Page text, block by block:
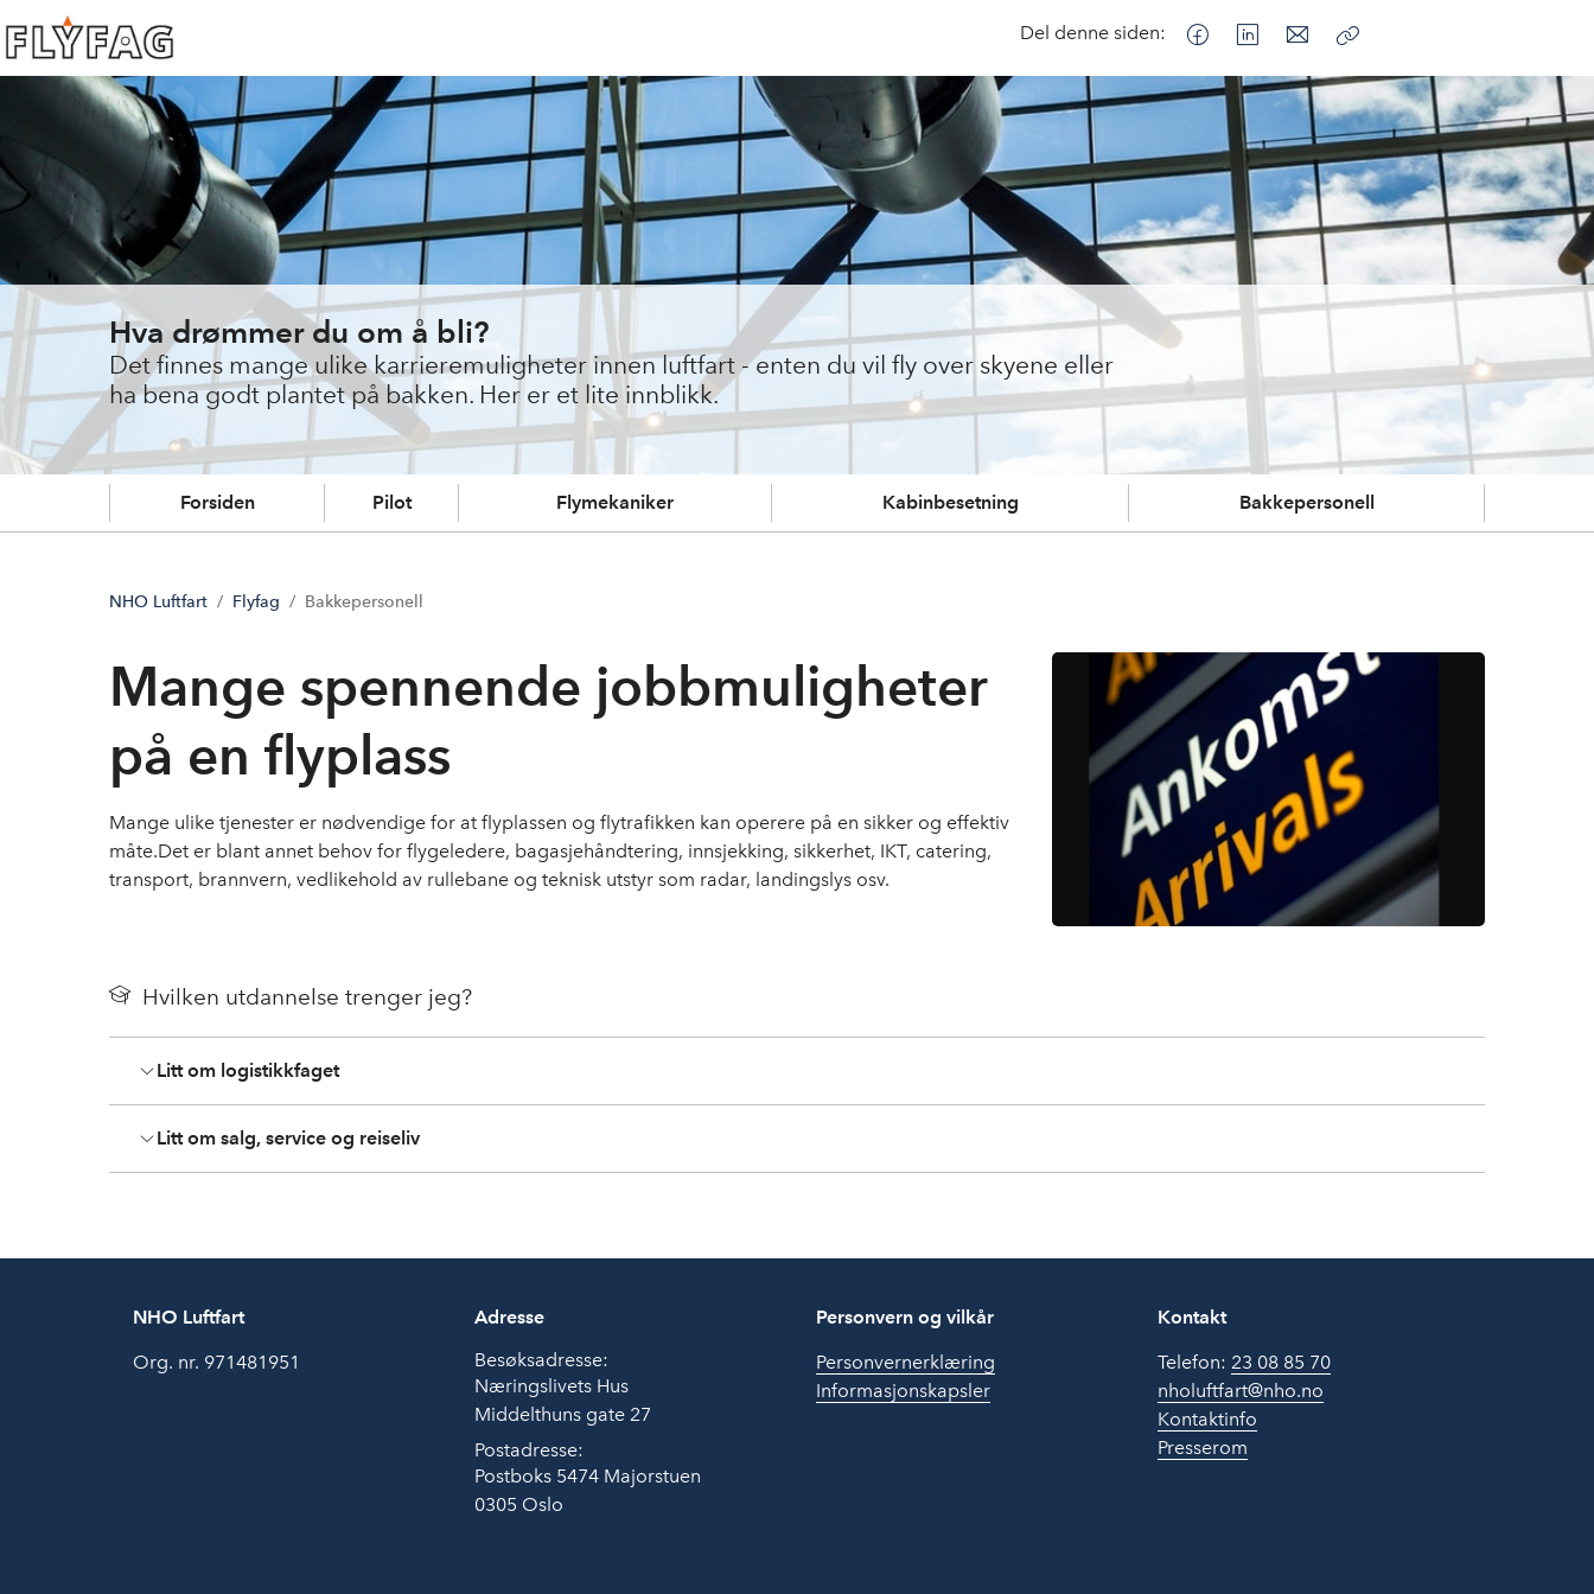
Del denne siden:
lenke
Hva drømmer du om å bli?
Det finnes mange ulike karrieremuligheter innen luftfart - enten du vil fly over skyene eller
ha bena godt plantet på bakken. Her er et lite innblikk.
Forsiden Pilot Flymekaniker Kabinbesetning Bakkepersonell
NHO Luftfart Flyfag Bakkepersonell
Mange spennende jobbmuligheter
på en flyplass
Mange ulike tjenester er nødvendige for at flyplassen og flytrafikken kan operere på en sikker og effektiv
måte.Det er blant annet behov for flygeledere, bagasjehåndtering, innsjekking, sikkerhet, IKT, catering,
transport, brannvern, vedlikehold av rullebane og teknisk utstyr som radar, landingslys osv.
Hvilken utdannelse trenger jeg?
Litt om logistikkfaget
Litt om salg, service og reiseliv
NHO Luftfart
Org. nr. 971481951
Adresse
Besøksadresse:
Næringslivets Hus
Middelthuns gate 27
Postadresse:
Postboks 5474 Majorstuen
0305 Oslo
Personvern og vilkår
Personvernerklæring
Informasjonskapsler
Kontakt
Telefon: 23 08 85 70
nholuftfart@nho.no
Kontaktinfo
Presserom